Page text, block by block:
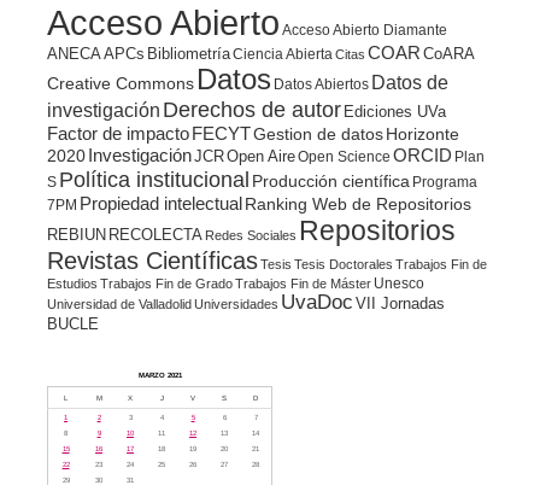
Acceso Abierto Acceso Abierto Diamante
ANECA APCs BibliometríaCiencia Abierta Citas COAR CoARA
Creative Commons Datos Datos Abiertos Datos de
investigación Derechos de autor Ediciones UVa
Factor de impacto FECYTGestion de datosHorizonte
2020 InvestigaciónJCROpen AireOpen Science ORCID Plan
S Política institucional Producción científica Programa
7PM Propiedad intelectualRanking Web de Repositorios
REBIUN RECOLECTA Redes Sociales Repositorios
Revistas CientíficasTesis Tesis Doctorales Trabajos Fin de
Estudios Trabajos Fin de GradoTrabajos Fin de Máster Unesco
Universidad de ValladolidUniversidades UvaDoc VII Jornadas
BUCLE
MARZO 2021
L M X J V S D
1 2 3 4 5 6
7
8
9 10 11 12 13
14
15
16 17 18 19 20
21
22
23 24 25 26 27
28
29
30 31